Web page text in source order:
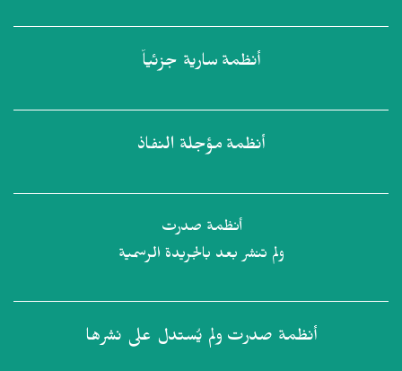
أنظمة سارية جزئياً
أنظمة مؤجلة النفاذ
أنظمة صدرت
ولم تنشر بعد بالجريدة الرسمية
أنظمة صدرت ولم يُستدل على نشرها